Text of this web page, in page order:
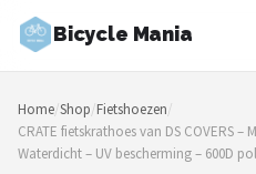
Bicycle Mania
Zoeken
NAVIGATIE
Shop
Home/Shop/Fietshoezen/
CRATE fietskrathoes van DS COVERS
Waterdicht – UV bescherming – 600D